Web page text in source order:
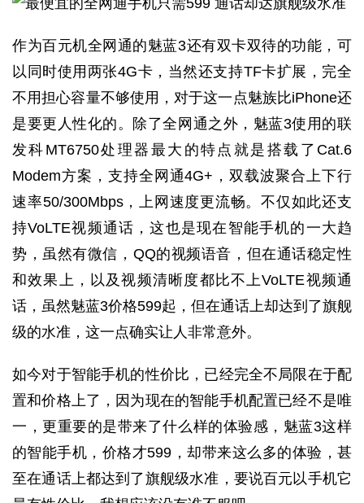
作为百元机全网通的魅蓝3还有双卡双待的功能，可
以同时使用两张4G卡，当然还支持TF卡扩展，完全
不用担心容量不够使用，对于这一点魅族比iPhone还
是要更人性化的。除了全网通之外，魅蓝3使用的联
发科MT6750处理器最大的特点就是搭载了Cat.6
Modem方案，支持全网通4G+，双载波聚合上下行
速率50/300Mbps，上网速度更流畅。不仅如此还支
持VoLTE视频通话，这也是现在智能手机的一大趋
势，虽然有微信，QQ的视频语音，但在通话稳定性
和效果上，以及视频清晰度都比不上VoLTE视频通
话，虽然魅蓝3价格599起，但在通话上却达到了旗舰
级的水准，这一点确实让人非常意外。
如今对于智能手机的性价比，已经完全不局限在于配
置和价格上了，因为现在的智能手机配置已经不是唯
一，更重要的是带来了什么样的体验感，魅蓝3这样
的智能手机，价格才599，却带来这么多的体验，甚
至在通话上都达到了旗舰级水准，要说百元以手机它